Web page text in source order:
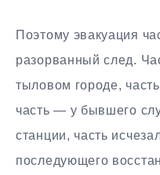
Поэтому эвакуация
разорванный след.
тыловом городе,
часть — у бывшего
станции, часть
последующего